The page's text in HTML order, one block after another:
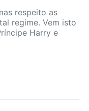
respeito as
regime. Vem isto
Harry e